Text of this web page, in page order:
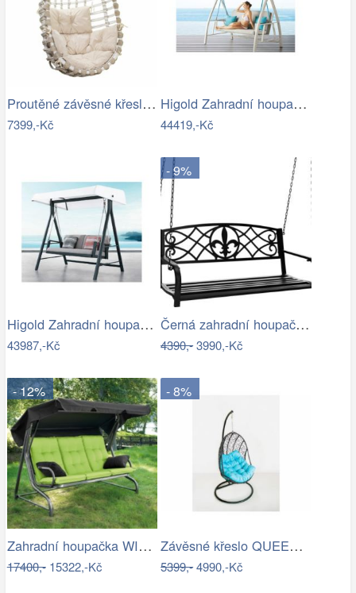
Proutěné závěsné křeslo Lena, bílý rám…
7399,-Kč
Higold Zahradní houpačka HIGOLD Nofi…
44419,-Kč
Higold Zahradní houpačka HIGOLD Emoti
43987,-Kč
- 9%
Černá zahradní houpačka Ameli
4390,-3990,-Kč
- 12%
Zahradní houpačka WIENN - GD
17400,-15322,-Kč
- 8%
Závěsné křeslo QUEEN, modrý sedák
5399,-4990,-Kč